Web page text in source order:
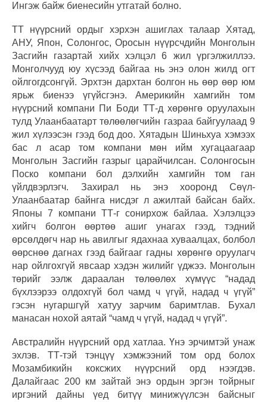
Ингэж байж биенесийн утгатай болно.
ТТ нүүрсний ордыг хэрхэн ашиглах талаар Хятад,
АНУ, Япон, Солонгос, Оросын нүүрсчдийн Монголын
Засгийн газартай хийх хэлцэл 6 жил үргэлжиллээ.
Монголчууд юу хүсээд байгаа нь энэ олон жилд огт
ойлгогдсонгүй. Эрхтэн дархтан болгон нь өөр өөр юм
ярьж биенээ үгүйсгэнэ. Америкийн хамгийн том
нүүрсний компани Пи Боди ТТ-д хөрөнгө оруулахын
тулд Улаанбаатарт төлөөлөгчийн газраа байгуулаад 9
жил хүлээсэн гээд бод доо. Хятадын Шиньхуа хэмээх
бас л асар том компани мөн ийм хугацаагаар
Монголын Засгийн газрыг царайчилсан. Солонгосын
Поско компани бол дэлхийн хамгийн том ган
үйлдвэрлэгч. Захирал нь энэ хооронд Сөүл-
Улаанбаатар байнга нисдэг л ажилтай байсан байх.
Японы 7 компани ТТ-г сонирхож байлаа. Хэлэлцээ
хийгч болгон өөртөө ашиг унагах гээд, тэдний
өрсөлдөгч нар нь авилгыг ядахнаа хуваалцах, болбол
өөрснөө дагнах гээд байгааг гадны хөрөнгө оруулагч
нар ойлгохгүй явсаар хэдэн жилийг үджээ. Монголын
төрийг ээлж дараалан төлөөлөх хүмүүс “надад
бүхлээрээ олдохгүй бол чамд ч үгүй, надад ч үгүй”
гэсэн нугаршгүй хатуу зарчим баримтлав. Бухал
манасан нохой аятай “чамд ч үгүй, надад ч үгүй”.
Австралийн нүүрсний орд хатлаа. Үнэ эрчимтэй унаж
эхлэв. ТТ-тэй тэнцүү хэмжээний том орд болох
Мозамбикийн коксжих нүүрсний орд нээгдэв.
Далайгаас 200 км зайтай энэ ордын эргэн тойрныг
иргэний дайны үед битүү минижүүлсэн байсныг